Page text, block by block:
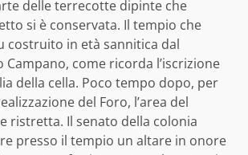
delle terrecotte dipinte che
si è conservata. Il tempio che
costruito in età sannitica dal
Campano, come ricorda l’iscrizione
della cella. Poco tempo dopo, per
del Foro, l’area del
ristretta. Il senato della colonia
presso il tempio un altare in onore